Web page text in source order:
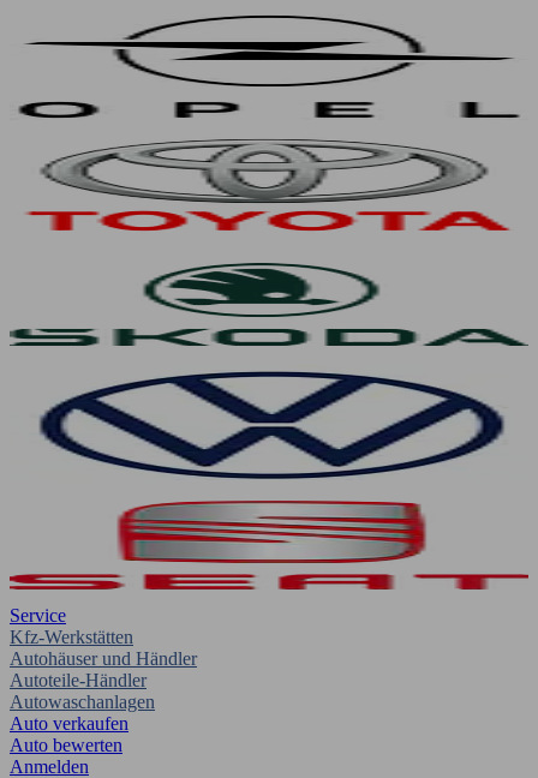
Service
Kfz-Werkstätten
Autohäuser und Händler
Autoteile-Händler
Autowaschanlagen
Auto verkaufen
Auto bewerten
Anmelden